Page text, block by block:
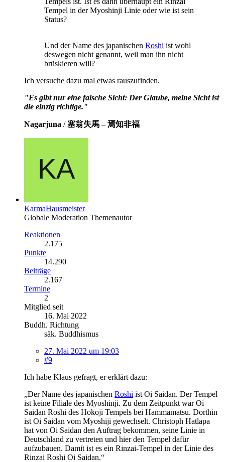
Tempel in der Myoshinji Linie oder wie ist sein
Status?
Und der Name des japanischen Roshi ist wohl
deswegen nicht genannt, weil man ihn nicht
brüskieren will?
Ich versuche dazu mal etwas rauszufinden.
"Es gibt nur eine falsche Sicht: Der Glaube, meine Sicht ist
die einzig richtige."
Nagarjuna /塞翁失馬 – 焉知非福
KarmaHausmeister
Globale Moderation Themenautor
Reaktionen
2.175
Punkte
14.290
Beiträge
2.167
Termine
2
Mitglied seit
16. Mai 2022
Buddh. Richtung
säk. Buddhismus
27. Mai 2022 um 19:03
#9
Ich habe Klaus gefragt, er erklärt dazu:
„Der Name des japanischen Roshi ist Oi Saidan. Der Tempel
ist keine Filiale des Myoshinji. Zu dem Zeitpunkt war Oi
Saidan Roshi des Hokoji Tempels bei Hammamatsu. Dorthin
ist Oi Saidan vom Myoshiji gewechselt. Christoph Hatlapa
hat von Oi Saidan den Auftrag bekommen, seine Linie in
Deutschland zu vertreten und hier den Tempel dafür
aufzubauen. Damit ist es ein Rinzai-Tempel in der Linie des
Rinzai Roshi Oi Saidan.“